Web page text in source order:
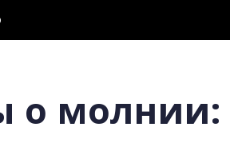
о молнии: